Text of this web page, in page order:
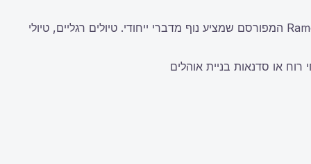
בין הפעילויות בדרום בולטים מסלולי טיול מרהיבים, כמו מסלול נחל צבעוני שבו ניתן לצפות בנופים עוצרי נשימה, או מסלול במכתש Ramon המפורסם שמציע נוף מדברי ייחודי. טיולים רגליים, טיולי
רוח או סדנאות בניית אוהלים